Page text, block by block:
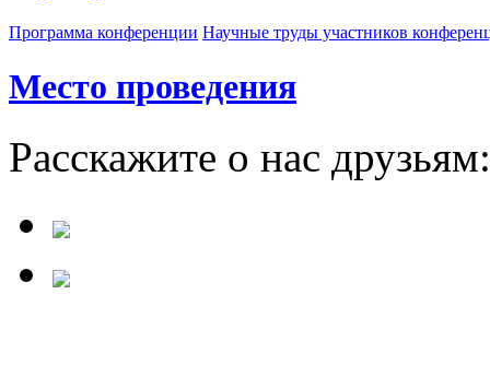
Программа конференции Научные труды участников
Место проведения
Расскажите о нас друзьям: